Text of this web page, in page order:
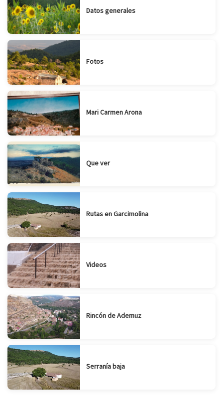
Datos generales
Fotos
Mari Carmen Arona
Que ver
Rutas en Garcimolina
Videos
Rincón de Ademuz
Serranía baja